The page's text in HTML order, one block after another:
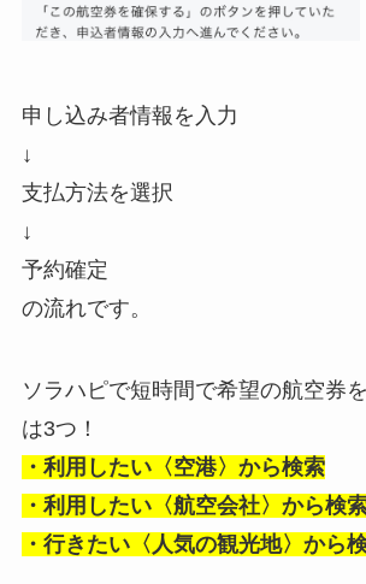
申し込み者情報を入力
↓
支払方法を選択
↓
予約確定
の流れです。
ソラハピで短時間で希望の航空券
は3つ！
・利用したい〈空港〉から検索
・利用したい〈航空会社〉から検
・行きたい〈人気の観光地〉から